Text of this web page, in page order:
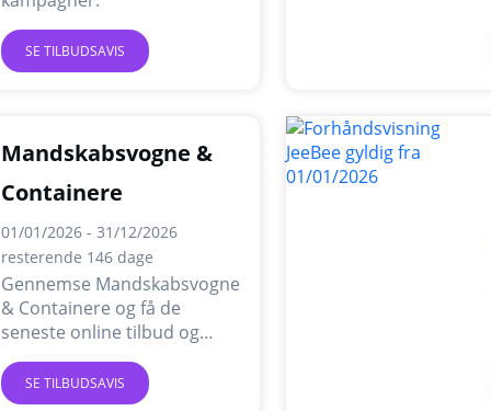
SE TILBUDSAVIS
Mandskabsvogne &
Containere
01/01/2026 - 31/12/2026
resterende 146 dage
Gennemse Mandskabsvogne
& Containere og få de
seneste online tilbud og
kampagner.
SE TILBUDSAVIS